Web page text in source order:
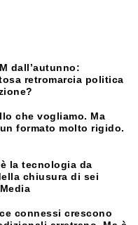
dall’autunno:
retromarcia politica
che vogliamo. Ma
formato molto rigido.
la tecnologia da
chiusura di sei
connessi crescono